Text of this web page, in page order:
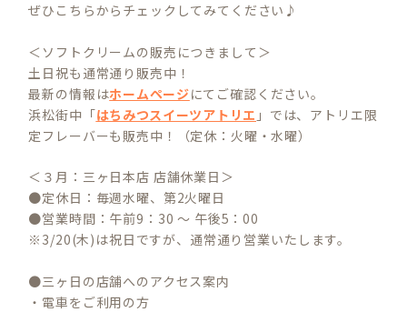
ぜひこちらからチェックしてみてください♪
＜ソフトクリームの販売につきまして＞
土日祝も通常通り販売中！
最新の情報はホームページにてご確認ください。
浜松街中「はちみつスイーツアトリエ 」では、アトリエ限
定フレーバーも販売中！（定休：火曜・水曜）
＜３月：三ヶ日本店 店舗休業日＞
●定休日：毎週水曜、第2火曜日
●営業時間：午前9：30 ～ 午後5：00
※3/20(木)は祝日ですが、通常通り営業いたします。
●三ヶ日の店舗へのアクセス案内
・電車をご利用の方